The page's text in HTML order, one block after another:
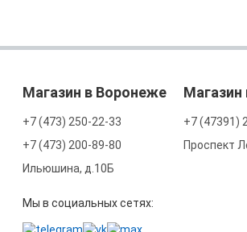
Магазин в Воронеже
+7 (473) 250-22-33
+7 (473) 200-89-80
Ильюшина, д.10Б
Мы в социальных сетях:
Магазин
+7 (47391)
Проспект